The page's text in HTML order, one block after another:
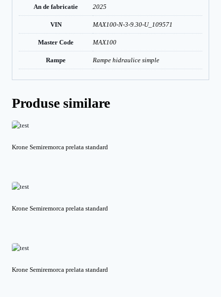
An de fabricatie 2025
VIN MAX100-N-3-9.30-U_109571
Master Code MAX100
Rampe Rampe hidraulice simple
Produse similare
Krone Semiremorca prelata standard
Krone Semiremorca prelata standard
Krone Semiremorca prelata standard